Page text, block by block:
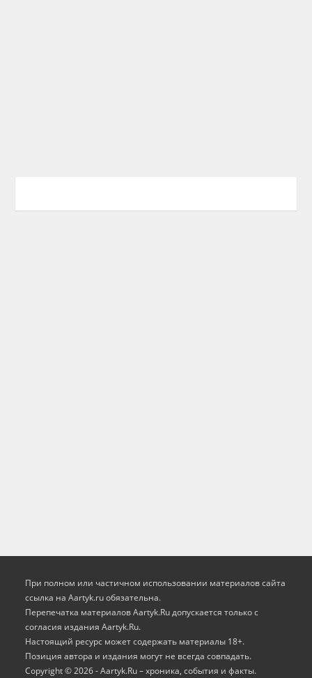
При полном или частичном использовании материалов сайта
ссылка на Aartyk.ru oбязательна.
Перепечатка материалов Aartyk.Ru допускается только с
согласия издания Aartyk.Ru.
Настоящий ресурс может содержать материалы 18+.
Позиция автора и издания могут не всегда совпадать.
Copyright © 2026 - Aartyk.Ru – хроника, события и факты.